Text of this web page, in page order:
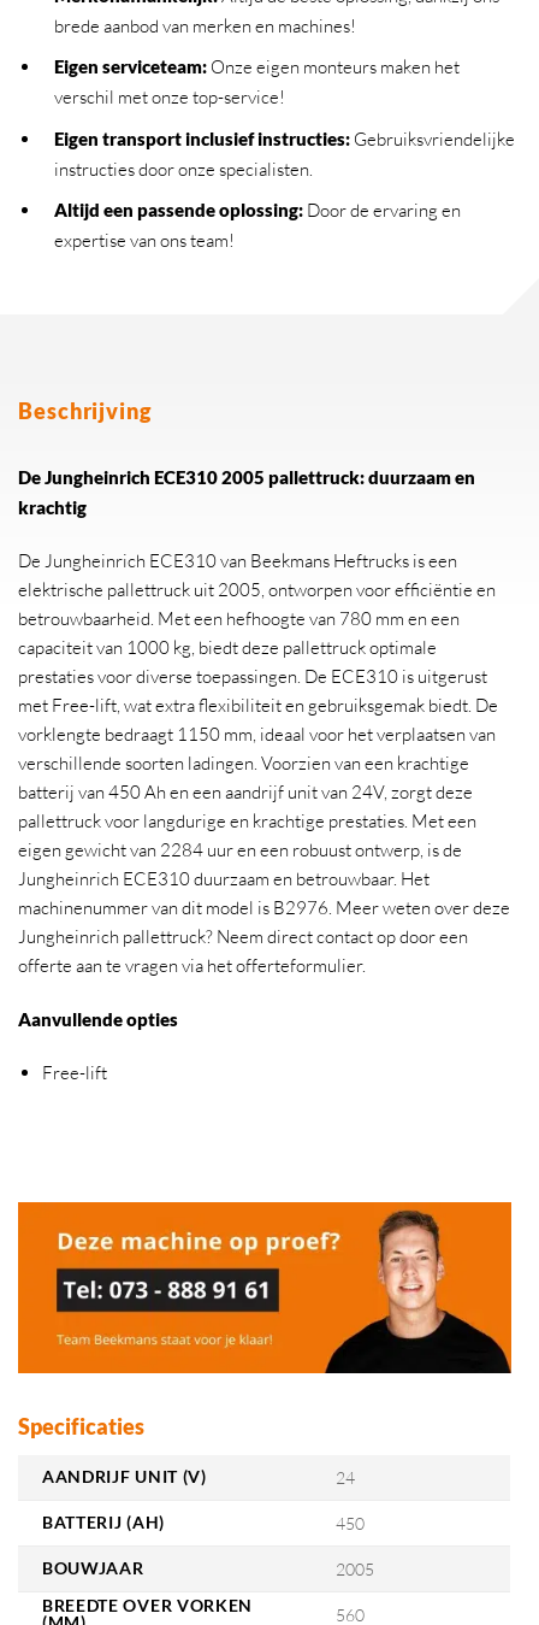
brede aanbod van merken en machines!
Eigen serviceteam:Onze eigen monteurs maken het
verschil met onze top-service!
Eigen transport inclusief instructies:Gebruiksvriendelijke
instructies door onze specialisten.
Altijd een passende oplossing:Door de ervaring en
expertise van ons team!
Beschrijving
De Jungheinrich ECE310 2005 pallettruck: duurzaam en
krachtig
De Jungheinrich ECE310 van Beekmans Heftrucks is een
elektrische pallettruck uit 2005, ontworpen voor efficiëntie en
betrouwbaarheid. Met een hefhoogte van 780 mm en een
capaciteit van 1000 kg, biedt deze pallettruck optimale
prestaties voor diverse toepassingen. De ECE310 is uitgerust
met Free-lift, wat extra flexibiliteit en gebruiksgemak biedt. De
vorklengte bedraagt 1150 mm, ideaal voor het verplaatsen van
verschillende soorten ladingen. Voorzien van een krachtige
batterij van 450 Ah en een aandrijf unit van 24V, zorgt deze
pallettruck voor langdurige en krachtige prestaties. Met een
eigen gewicht van 2284 uur en een robuust ontwerp, is de
Jungheinrich ECE310 duurzaam en betrouwbaar. Het
machinenummer van dit model is B2976. Meer weten over deze
Jungheinrich pallettruck? Neem direct contact op door een
offerte aan te vragen via het offerteformulier.
Aanvullende opties
Free-lift
Specificaties
AANDRIJF UNIT (V) 24
BATTERIJ (AH) 450
BOUWJAAR
2005
BREEDTE OVER VORKEN
560